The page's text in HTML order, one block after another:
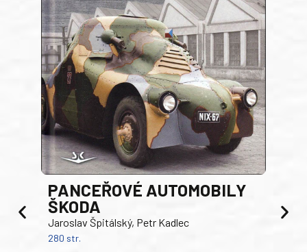
PANCEŘOVÉ AUTOMOBILY
ŠKODA
Jaroslav Špitálský, Petr Kadlec
280 str.